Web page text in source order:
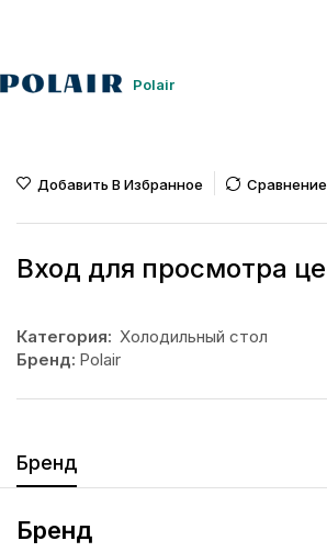
Polair
Добавить В Избранное Сравнение
Вход для просмотра
Категория: Холодильный стол
Бренд: Polair
Бренд
Бренд